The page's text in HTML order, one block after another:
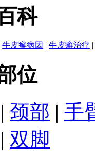
科
牛皮癣病因 | 牛皮癣治疗 |
位
| 颈部 | 手
| 双脚